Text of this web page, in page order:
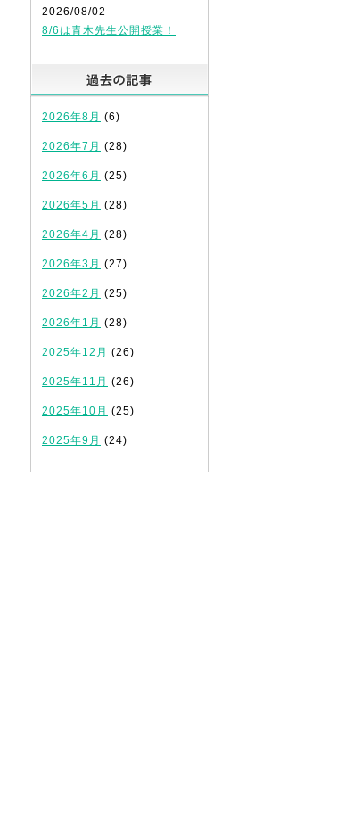
2026/08/02
8/6は青木先生公開授業！
2026年8月 (6)
2026年7月 (28)
2026年6月 (25)
2026年5月 (28)
2026年4月 (28)
2026年3月 (27)
2026年2月 (25)
2026年1月 (28)
2025年12月 (26)
2025年11月 (26)
2025年10月 (25)
2025年9月 (24)